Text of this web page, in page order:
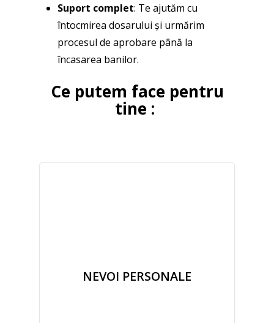
Suport complet: Te ajutăm cu
întocmirea dosarului și urmărim
procesul de aprobare până la
încasarea banilor.
Ce putem face pentru
tine :
NEVOI PERSONALE